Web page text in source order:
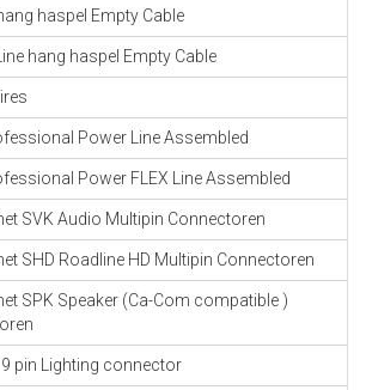
haspel Empty Cable
hang haspel Empty Cable
Power Line Assembled
Power FLEX Line Assembled
SVK Audio Multipin Connectoren
SHD Roadline HD Multipin Connectoren
SPK Speaker (Ca-Com compatible )
pin Lighting connector